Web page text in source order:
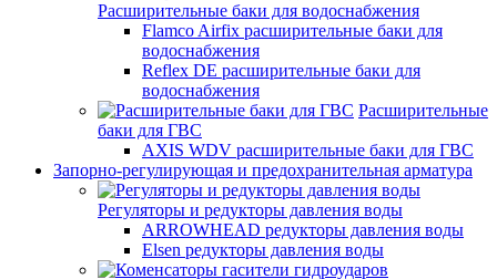
Расширительные баки для водоснабжения
Flamco Airfix расширительные баки для
водоснабжения
Reflex DЕ расширительные баки для
водоснабжения
Расширительные
баки для ГВС
AXIS WDV расширительные баки для ГВС
Запорно-регулирующая и предохранительная арматура
Регуляторы и редукторы давления воды
ARROWHEAD редукторы давления воды
Elsen редукторы давления воды